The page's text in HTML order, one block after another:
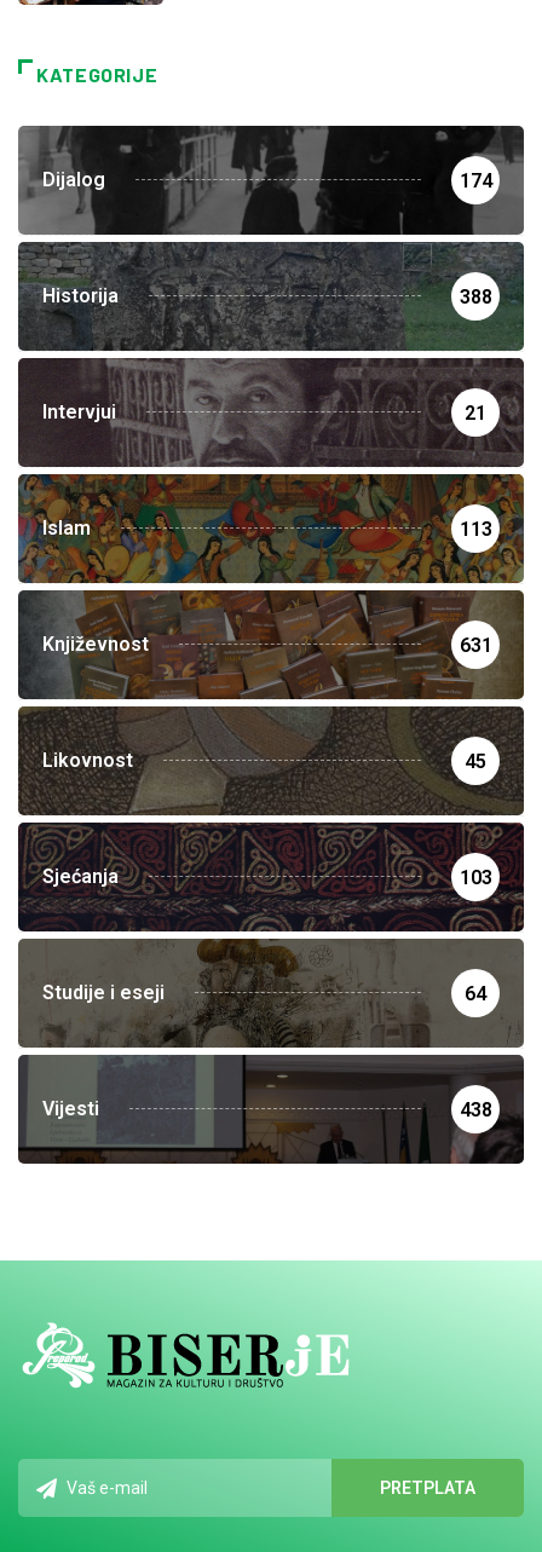
KATEGORIJE
Dijalog 174
Historija 388
Intervjui 21
Islam 113
Književnost 631
Likovnost 45
Sjećanja 103
Studije i eseji 64
Vijesti 438